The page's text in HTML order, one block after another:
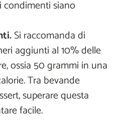
siano
Si raccomanda di
aggiunti al 10% delle
ossia 50 grammi in una
Tra bevande
superare questa
facile.